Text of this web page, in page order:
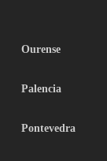
Ourense
Palencia
Pontevedra